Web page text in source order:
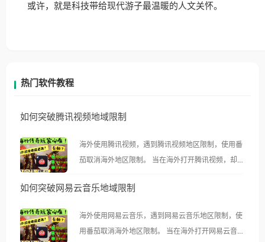
或许，就是科技带给现代游子最温暖的人文关怀。
热门软件教程
如何突破腾讯视频地域限制
海外使用腾讯视频，遇到腾讯视频地区限制，使用番
茄取消海外地区限制。 当在海外打开腾讯视频，却突
示语。 海外用户如香港、澳门、台湾、美国、加拿
像其他音乐平台一样，出现地区及版权限制问题，且
仅能在中国大陆地区播放。 遇到这个问题的朋友们，
如何突破网易云音乐地域限制
海外使用网易云音乐，遇到网易云音乐地区限制，使
用番茄取消海外地区限制。 当在海外打开网易云音